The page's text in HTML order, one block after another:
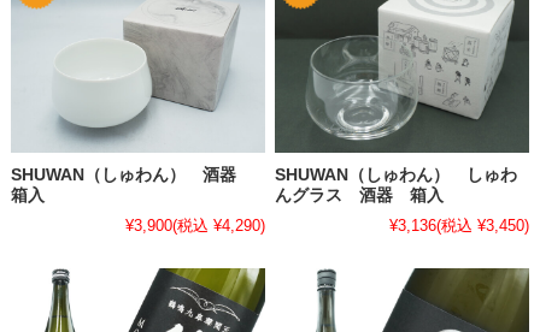
SHUWAN（しゅわん） 酒器
箱入
¥3,900(税込 ¥4,290)
SHUWAN（しゅわん） しゅわ
んグラス 酒器 箱入
¥3,136(税込 ¥3,450)